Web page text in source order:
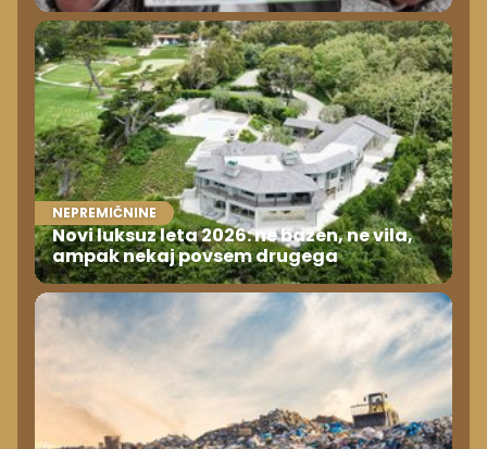
NEPREMIČNINE
Novi luksuz leta 2026: ne bazen, ne vila,
ampak nekaj povsem drugega